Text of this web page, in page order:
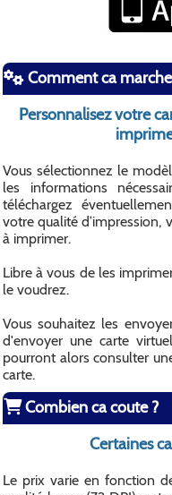
Comment ca
Personnalisez votre
Vous sélectionnez le
les informations
téléchargez
votre qualité d’impression,
à imprimer.
Libre à vous de les
le voudrez.
Vous souhaitez les
d'envoyer une carte
pourront alors consulter
carte.
Combien ca coute ?
Certaines
Le prix varie en fonction